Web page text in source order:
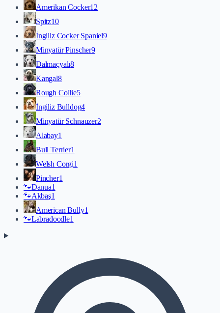
Amerikan Cocker12
Spitz10
İngiliz Cocker Spaniel9
Minyatür Pinscher9
Dalmaçyalı8
Kangal8
Rough Collie5
İngiliz Bulldog4
Minyatür Schnauzer2
Alabay1
Bull Terrier1
Welsh Corgi1
Pincher1
🐾Danua1
🐾Akbaş1
American Bully1
🐾Labradoodle1